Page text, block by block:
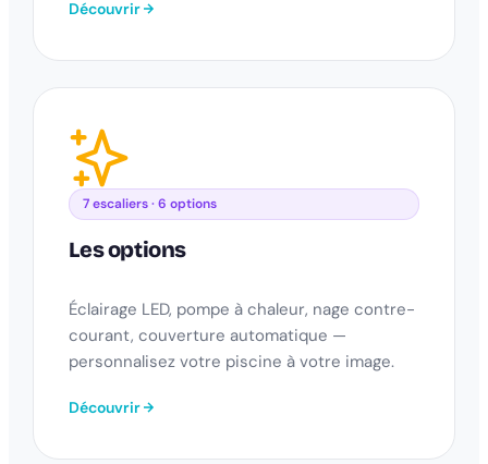
Découvrir
7 escaliers · 6 options
Les options
Éclairage LED, pompe à chaleur, nage contre-
courant, couverture automatique —
personnalisez votre piscine à votre image.
Découvrir